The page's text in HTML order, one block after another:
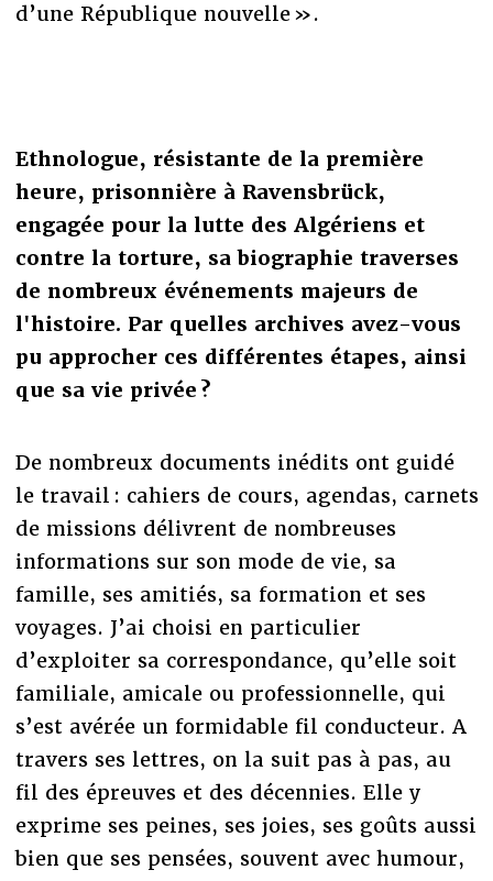
d’une République nouvelle ».
Ethnologue, résistante de la première
heure, prisonnière à Ravensbrück,
engagée pour la lutte des Algériens et
contre la torture, sa biographie traverses
de nombreux événements majeurs de
l'histoire. Par quelles archives avez-vous
pu approcher ces différentes étapes, ainsi
que sa vie privée ?
De nombreux documents inédits ont guidé
le travail : cahiers de cours, agendas, carnets
de missions délivrent de nombreuses
informations sur son mode de vie, sa
famille, ses amitiés, sa formation et ses
voyages. J’ai choisi en particulier
d’exploiter sa correspondance, qu’elle soit
familiale, amicale ou professionnelle, qui
s’est avérée un formidable fil conducteur. A
travers ses lettres, on la suit pas à pas, au
fil des épreuves et des décennies. Elle y
exprime ses peines, ses joies, ses goûts aussi
bien que ses pensées, souvent avec humour,